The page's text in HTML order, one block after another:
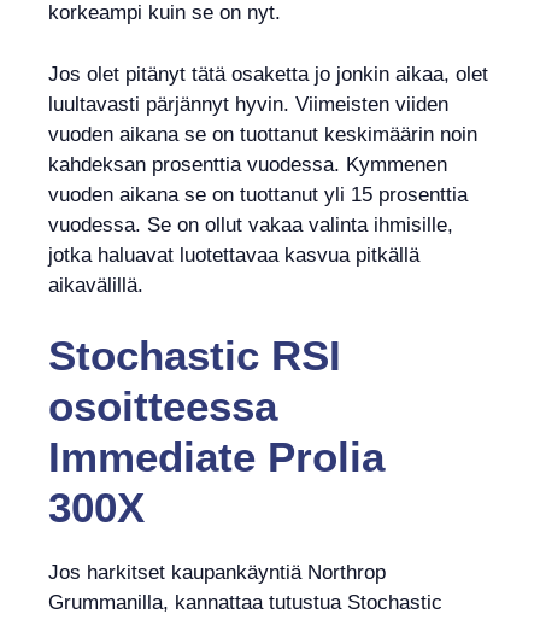
korkeampi kuin se on nyt.
Jos olet pitänyt tätä osaketta jo jonkin aikaa, olet
luultavasti pärjännyt hyvin. Viimeisten viiden
vuoden aikana se on tuottanut keskimäärin noin
kahdeksan prosenttia vuodessa. Kymmenen
vuoden aikana se on tuottanut yli 15 prosenttia
vuodessa. Se on ollut vakaa valinta ihmisille,
jotka haluavat luotettavaa kasvua pitkällä
aikavälillä.
Stochastic RSI
osoitteessa
Immediate Prolia
300X
Jos harkitset kaupankäyntiä Northrop
Grummanilla, kannattaa tutustua Stochastic